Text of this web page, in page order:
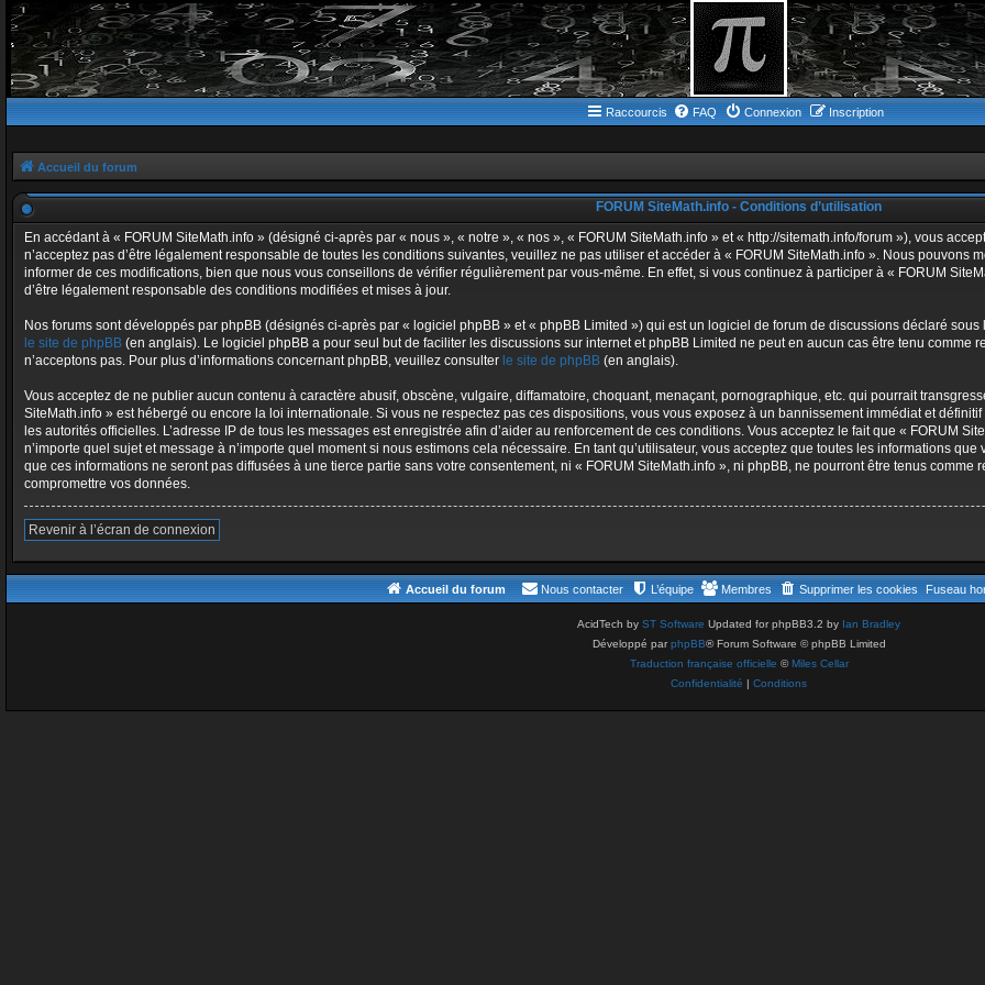
Raccourcis FAQ Connexion Inscription
Accueil du forum
FORUM SiteMath.info - Conditions d’utilisation
En accédant à « FORUM SiteMath.info » (désigné ci-après par « nous », « notre », « nos », « FORUM SiteMath.info » et « http://sitemath.info/forum »), vous
n’acceptez pas d’être légalement responsable de toutes les conditions suivantes, veuillez ne pas utiliser et accéder à « FORUM SiteMath.info ». Nous pouvons
informer de ces modifications, bien que nous vous conseillons de vérifier régulièrement par vous-même. En effet, si vous continuez à participer à « FORUM
d’être légalement responsable des conditions modifiées et mises à jour.
Nos forums sont développés par phpBB (désignés ci-après par « logiciel phpBB » et « phpBB Limited ») qui est un logiciel de forum de discussions déclaré sous
le site de phpBB (en anglais). Le logiciel phpBB a pour seul but de faciliter les discussions sur internet et phpBB Limited ne peut en aucun cas être tenu
n’acceptons pas. Pour plus d’informations concernant phpBB, veuillez consulter le site de phpBB (en anglais).
Vous acceptez de ne publier aucun contenu à caractère abusif, obscène, vulgaire, diffamatoire, choquant, menaçant, pornographique, etc. qui pourrait
SiteMath.info » est hébergé ou encore la loi internationale. Si vous ne respectez pas ces dispositions, vous vous exposez à un bannissement immédiat et
les autorités officielles. L’adresse IP de tous les messages est enregistrée afin d’aider au renforcement de ces conditions. Vous acceptez le fait que « FORUM
n’importe quel sujet et message à n’importe quel moment si nous estimons cela nécessaire. En tant qu’utilisateur, vous acceptez que toutes les informations
que ces informations ne seront pas diffusées à une tierce partie sans votre consentement, ni « FORUM SiteMath.info », ni phpBB, ne pourront être tenus
compromettre vos données.
Revenir à l’écran de connexion
Accueil du forum Fuseau
Supprimer les cookies
Membres
L’équipe
Nous contacter
AcidTech by ST Software Updated for phpBB3.2 by Ian Bradley
Développé parphpBB® Forum Software © phpBB Limited
Traduction française officielle ©Miles Cellar
Confidentialité | Conditions